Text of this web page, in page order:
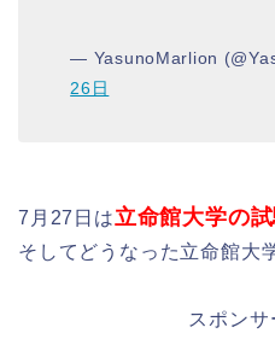
— YasunoMarlion
26日
7月27日は立命館大学の試
そしてどうなった立命館大
スポンサ